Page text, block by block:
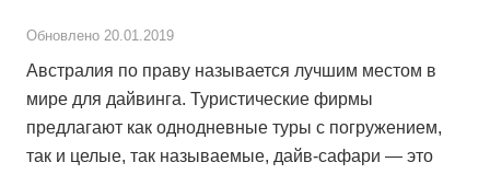
Обновлено20.01.2019
Австралия по праву называется лучшим местом в
мире для дайвинга. Туристические фирмы
предлагают как однодневные туры с погружением,
так и целые, так называемые, дайв-сафари — это